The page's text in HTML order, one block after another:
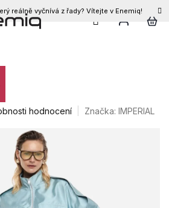
reálně vyčnívá z řady? Vítejte v Enemiq!
CZK
IMPERIAL
hodnocení Značka: IMPERIAL